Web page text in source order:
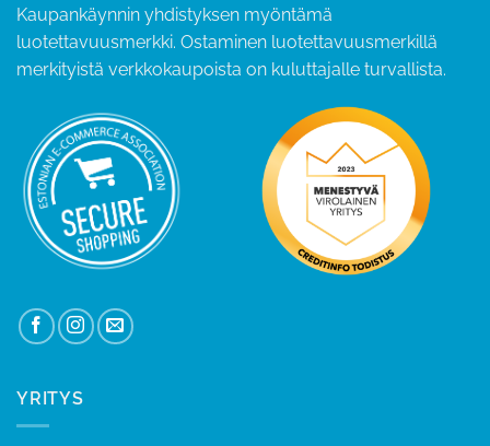
Kaupankäynnin yhdistyksen myöntämä
luotettavuusmerkki. Ostaminen luotettavuusmerkillä
merkityistä verkkokaupoista on kuluttajalle turvallista.
YRITYS